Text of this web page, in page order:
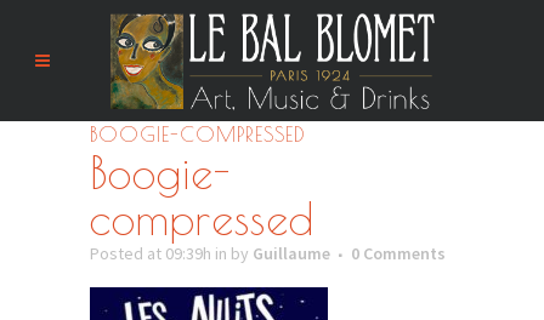
BOOGIE-COMPRESSED
Boogie-
compressed
Posted at 09:39h in by Guillaume 0 Comments